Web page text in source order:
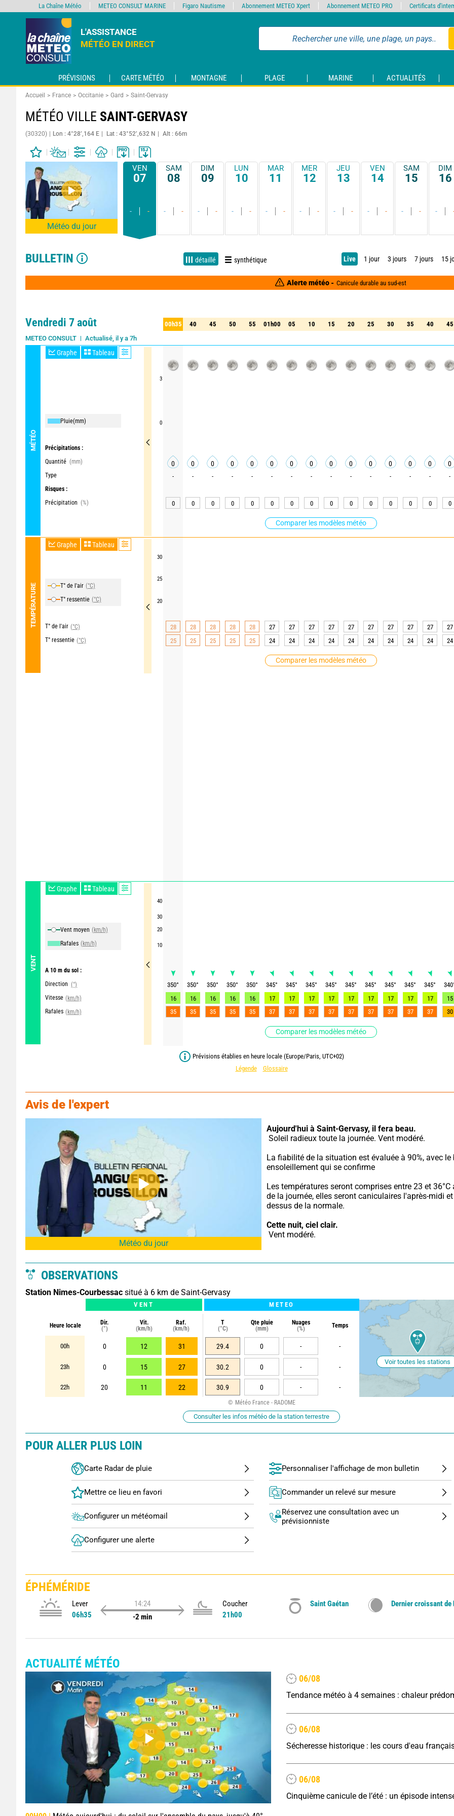
L'ASSISTANCE
MÉTÉO EN DIRECT
PRÉVISIONS CARTE MÉTÉO MONTAGNE PLAGE MARINE ACTUALITÉS
Accueil France Occitanie Gard Saint-Gervasy
MÉTÉO VILLE SAINT-GERVASY
(30320) Lon : 4°28’,164 E Lat : 43°52’,632 N Alt : 66m
Météo du jour
VEN
07
- -
SAM
08
- -
DIM
09
- -
LUN
10
- -
MAR
11
- -
MER
12
- -
JEU
13
- -
VEN
14
- -
SAM
15
- -
DIM
16
-
BULLETIN détaillé synthétique Live 1 jour 3 jours 7 jours 15
Alerte météo - Canicule durable au sud-est
Vendredi 7 août
METEO CONSULT Actualisé, il y a 7h
MÉTÉO
Graphe Tableau
Pluie(mm)
Précipitations :
Quantité (mm)
Type
Risques :
Précipitation (%)
Comparer les modèles météo
TEMPÉRATURE
Graphe Tableau
T° de l'air (°C)
T° ressentie (°C)
T° de l'air (°C)
T° ressentie (°C)
Comparer les modèles météo
VENT
Graphe Tableau
Vent moyen (km/h)
Rafales (km/h)
A 10 m du sol :
Direction (°)
Vitesse (km/h)
Rafales (km/h)
Comparer les modèles météo
3
0
30
25
20
40
30
20
10
00h35 40 45 50 55 01h00 05 10 15 20 25 30 35 40 45
35 40 45 50 55 01h00 05 10 15 20 25 30 35 40 45
0 0 0 0 0 0 0 0 0 0 0 0 0 0 0
- - - - - - - - - - - - - - -
0 0 0 0 0 0 0 0 0 0 0 0 0 0 0
28 28 28 28 28 27 27 27 27 27 27 27 27 27 27
25
25 25 25 25 24 24 24 24 24 24 24 24 24 24
350° 350° 350° 350° 350° 345° 345° 345° 345° 345° 345° 345° 345° 345° 340
16
16 16 16 16 17 17 17 17 17 17 17 17 17 15
35
35 35 35 35 37 37 37 37 37 37 37 37 37 30
Prévisions établies en heure locale (Europe/Paris, UTC+02)
Légende
Glossaire
Avis de l'expert
Météo du jour
Aujourd'hui à Saint-Gervasy, il fera beau.
Soleil radieux toute la journée. Vent modéré.
La fiabilité de la situation est évaluée à 90%, avec le
ensoleillement qui se confirme
Les températures seront comprises entre 23 et 36°C
de la journée, elles seront caniculaires l'après-midi et
dessus de la normale.
Cette nuit, ciel clair.
Vent modéré.
OBSERVATIONS
Station Nimes-Courbessac situé à 6 km de Saint-Gervasy
VENT METEO
Heure locale
Dir.
(°)
Vit.
(km/h)
Raf.
(km/h)
T
(°C)
Qte pluie
(mm)
Nuages
(%)
Temps
00h 0 12 31 29.4 0 - -
23h 0 15 27 30.2 0 - -
22h 20 11 22 30.9 0 - -
Voir toutes les stations
Météo France - RADOME
Consulter les infos météo de la station terrestre
POUR ALLER PLUS LOIN
Carte Radar de pluie
Configurer un météomail
Configurer une alerte
Personnaliser l'affichage de mon bulletin
Commander un relevé sur mesure
Réservez une consultation avec un
prévisionniste
ÉPHÉMÉRIDE
Lever
06h35
14:24
-2 min
Coucher
21h00
Saint Gaétan Dernier croissant de
ACTUALITÉ MÉTÉO
06/08
06/08
06/08
La Chaîne Météo METEO CONSULT MARINE Figaro Nautisme Abonnement METEO Xpert Abonnement METEO PRO Certificats